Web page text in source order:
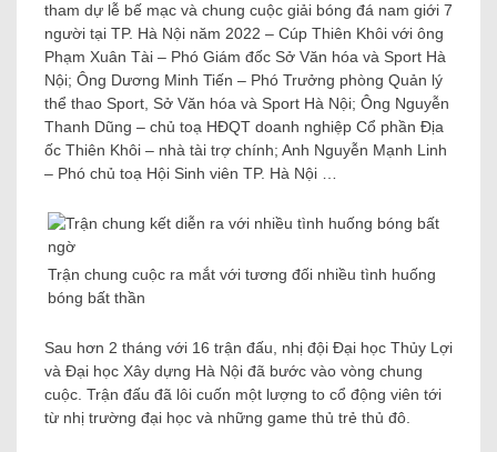
tham dự lễ bế mạc và chung cuộc giải bóng đá nam giới 7
người tại TP. Hà Nội năm 2022 – Cúp Thiên Khôi với ông
Phạm Xuân Tài – Phó Giám đốc Sở Văn hóa và Sport Hà
Nội; Ông Dương Minh Tiến – Phó Trưởng phòng Quản lý
thể thao Sport, Sở Văn hóa và Sport Hà Nội; Ông Nguyễn
Thanh Dũng – chủ toạ HĐQT doanh nghiệp Cổ phần Địa
ốc Thiên Khôi – nhà tài trợ chính; Anh Nguyễn Mạnh Linh
– Phó chủ toạ Hội Sinh viên TP. Hà Nội …
Trận chung cuộc ra mắt với tương đối nhiều tình huống
bóng bất thần
Sau hơn 2 tháng với 16 trận đấu, nhị đội Đại học Thủy Lợi
và Đại học Xây dựng Hà Nội đã bước vào vòng chung
cuộc. Trận đấu đã lôi cuốn một lượng to cổ động viên tới
từ nhị trường đại học và những game thủ trẻ thủ đô.